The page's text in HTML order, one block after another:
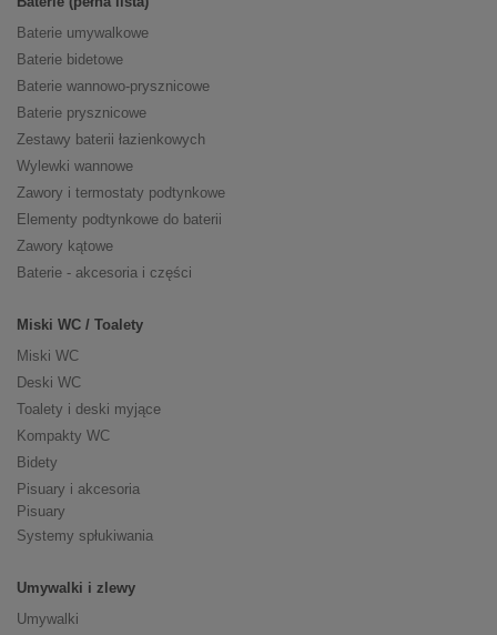
Baterie umywalkowe
Baterie bidetowe
Baterie wannowo-prysznicowe
Baterie prysznicowe
Zestawy baterii łazienkowych
Wylewki wannowe
Zawory i termostaty podtynkowe
Elementy podtynkowe do baterii
Zawory kątowe
Baterie - akcesoria i części
Miski WC / Toalety
Miski WC
Deski WC
Toalety i deski myjące
Kompakty WC
Bidety
Pisuary i akcesoria
Pisuary
Systemy spłukiwania
Umywalki i zlewy
Umywalki